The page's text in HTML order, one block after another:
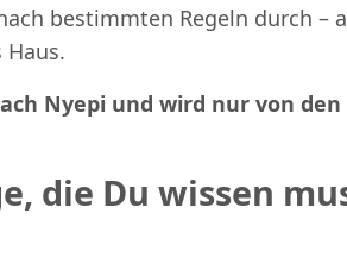
bestimmten Regeln durch –
Nyepi und wird nur von
die Du wissen